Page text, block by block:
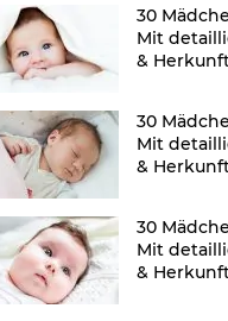
30
Mit
&
30
Mit
&
30
Mit
&